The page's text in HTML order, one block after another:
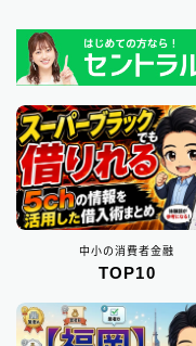
中小の消費者金融
TOP10